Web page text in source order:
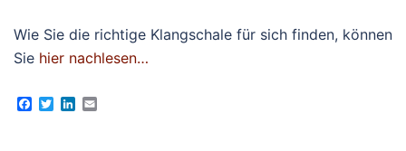
Wie Sie die richtige Klangschale für sich finden, können
Sie hier nachlesen…
Facebook
TwitterLinkedIn